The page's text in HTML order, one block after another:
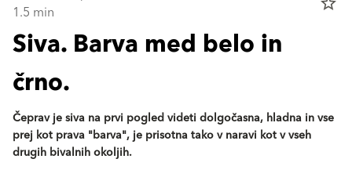
1.5 min
Siva. Barva med belo in
črno.
Čeprav je siva na prvi pogled videti dolgočasna, hladna in vse
prej kot prava "barva", je prisotna tako v naravi kot v vseh
drugih bivalnih okoljih.